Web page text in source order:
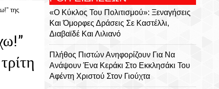
της
«Ο Κύκλος Του Πολιτισμού»: Ξεναγήσεις
Και Όμορφες Δράσεις Σε Καστέλλι,
Διαβαϊδέ Και Λιλιανό
Πλήθος Πιστών Ανηφορίζουν Για Να
Ανάψουν Ένα Κεράκι Στο Εκκλησάκι Του
Αφέντη Χριστού Στον Γιούχτα